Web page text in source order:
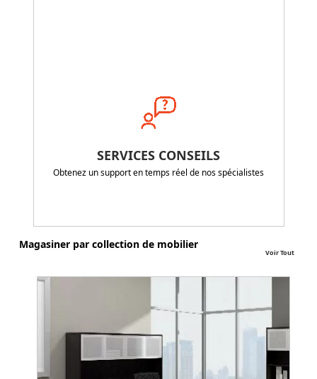
SERVICES CONSEILS
Obtenez un support en temps réel de nos spécialistes
Magasiner par collection de mobilier
Voir Tout